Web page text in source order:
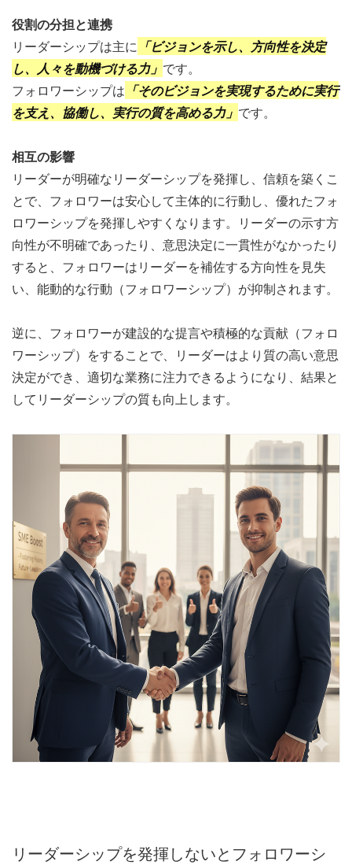
役割の分担と連携
リーダーシップは主に 「ビジョンを示し、方向性を決定
し、人々を動機づける力」 です。
フォロワーシップは 「そのビジョンを実現するために実行
を支え、協働し、実行の質を高める力」 です。
相互の影響
リーダーが明確なリーダーシップを発揮し、信頼を築くこ
とで、フォロワーは安心して主体的に行動し、優れたフォ
ロワーシップを発揮しやすくなります。リーダーの示す方
向性が不明確であったり、意思決定に一貫性がなかったり
すると、フォロワーはリーダーを補佐する方向性を見失
い、能動的な行動（フォロワーシップ）が抑制されます。
逆に、フォロワーが建設的な提言や積極的な貢献（フォロ
ワーシップ）をすることで、リーダーはより質の高い意思
決定ができ、適切な業務に注力できるようになり、結果と
してリーダーシップの質も向上します。
リーダーシップを発揮しないとフォロワーシ